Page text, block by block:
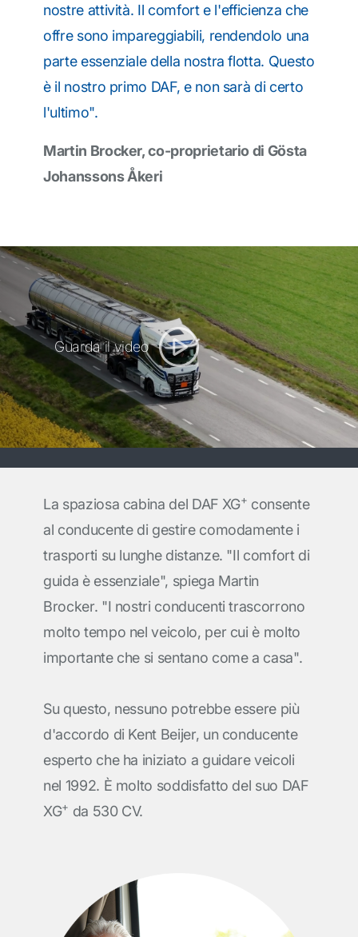
nostre attività. Il comfort e l'efficienza che
offre sono impareggiabili, rendendolo una
parte essenziale della nostra flotta. Questo
è il nostro primo DAF, e non sarà di certo
l'ultimo".
Martin Brocker, co-proprietario di Gösta
Johanssons Åkeri
Guarda il video
La spaziosa cabina del DAF XG+ consente
al conducente di gestire comodamente i
trasporti su lunghe distanze. "Il comfort di
guida è essenziale", spiega Martin
Brocker. "I nostri conducenti trascorrono
molto tempo nel veicolo, per cui è molto
importante che si sentano come a casa".
Su questo, nessuno potrebbe essere più
d'accordo di Kent Beijer, un conducente
esperto che ha iniziato a guidare veicoli
nel 1992. È molto soddisfatto del suo DAF
XG+ da 530 CV.